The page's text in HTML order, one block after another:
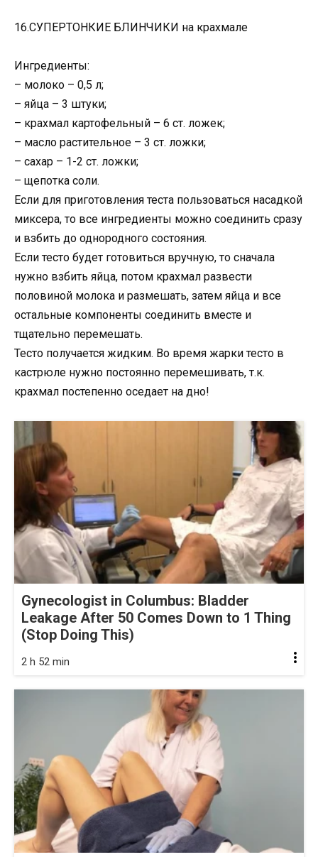
16.СУПЕРТОНКИЕ БЛИНЧИКИ на крахмале
Ингредиенты:
– молоко – 0,5 л;
– яйца – 3 штуки;
– крахмал картофельный – 6 ст. ложек;
– масло растительное – 3 ст. ложки;
– сахар – 1-2 ст. ложки;
– щепотка соли.
Если для приготовления теста пользоваться насадкой
миксера, то все ингредиенты можно соединить сразу
и взбить до однородного состояния.
Если тесто будет готовиться вручную, то сначала
нужно взбить яйца, потом крахмал развести
половиной молока и размешать, затем яйца и все
остальные компоненты соединить вместе и
тщательно перемешать.
Тесто получается жидким. Во время жарки тесто в
кастрюле нужно постоянно перемешивать, т.к.
крахмал постепенно оседает на дно!
Gynecologist in Columbus: Bladder
Leakage After 50 Comes Down to 1 Thing
(Stop Doing This)
2 h 52 min